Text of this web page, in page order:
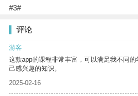
#3#
评论
游客
这款app的课程非常丰富，可以满足我不同
己感兴趣的知识。
2025-02-16